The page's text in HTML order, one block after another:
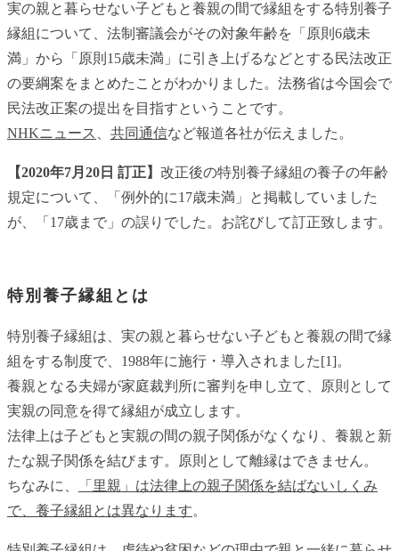
実の親と暮らせない子どもと養親の間で縁組をする特別養子
縁組について、法制審議会がその対象年齢を「原則6歳未
満」から「原則15歳未満」に引き上げるなどとする民法改正
の要綱案をまとめたことがわかりました。法務省は今国会で
民法改正案の提出を目指すということです。
NHKニュース
共同通信など報道各社が伝えました。
【2020年7月20日 訂正】 改正後の特別養子縁組の養子の年齢
規定について、「例外的に17歳未満」と掲載していました
が、「17歳まで」の誤りでした。お詫びして訂正致します。
特別養子縁組とは
特別養子縁組は、実の親と暮らせない子どもと養親の間で縁
組をする制度で、1988年に施行・導入されました[1]。
養親となる夫婦が家庭裁判所に審判を申し立て、原則として
実親の同意を得て縁組が成立します。
法律上は子どもと実親の間の親子関係がなくなり、養親と新
たな親子関係を結びます。原則として離縁はできません。
ちなみに、
「里親」は法律上の親子関係を結ばないしくみ
で、養子縁組とは異なります。